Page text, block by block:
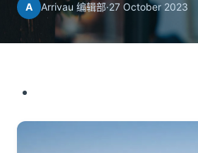
A Arrivau 编辑部·27 October 2023